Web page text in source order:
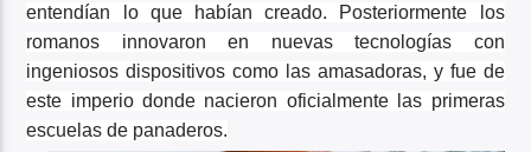
entendían lo que habían creado. Posteriormente los
romanos innovaron en nuevas tecnologías con
ingeniosos dispositivos como las amasadoras, y fue de
este imperio donde nacieron oficialmente las primeras
escuelas de panaderos.